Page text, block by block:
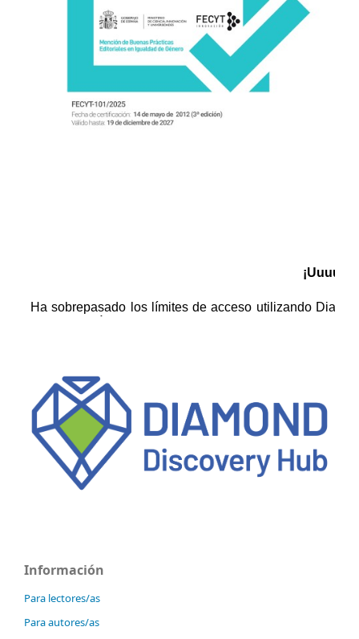
Información
Para lectores/as
Para autores/as